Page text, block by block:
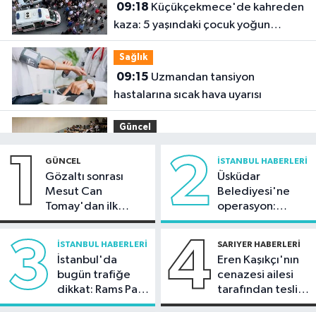
09:18
kaza: 5 yaşındaki çocuk yoğun
bakımda
Sağlık
09:15
hastalarına sıcak hava uyarısı
Güncel
günler: Uzmanlardan önemli
tavsiyeler
00:51
yakaladı
1 GÜNCEL
Gözaltı sonrası
Mesut Can
Tomay'dan ilk
açıklama
2 İSTANBUL HABERLERI
Üsküdar
Belediyesi'ne
operasyon:
Sinem Dedetaş'a
3 İSTANBUL HABERLERI
İstanbul'da
bugün trafiğe
dikkat: Rams Park
çevresinde bazı
4 SARIYER HABERLERI
Eren Kaşıkçı'nın
cenazesi ailesi
tarafından teslim
alındı